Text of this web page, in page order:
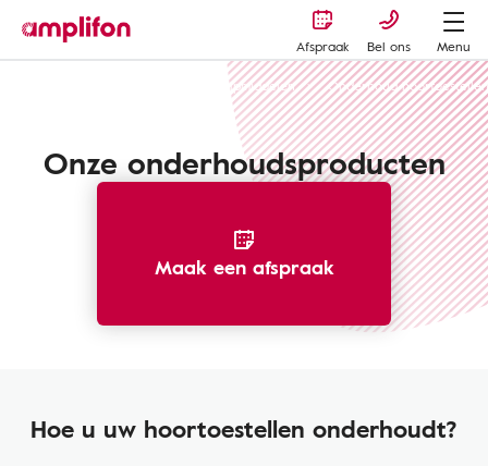
Afspraak Bel ons
Menu
Hoorapparaten en andere hoorhulpmiddelen
Onderhoud hoortoestellen
Onze onderhoudsproducten
Maak een afspraak
Hoe u uw hoortoestellen onderhoudt?